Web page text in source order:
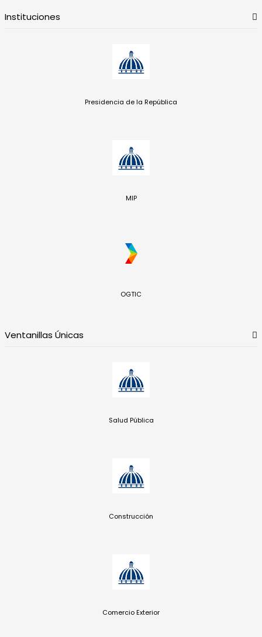
Instituciones
Presidencia de la República
MIP
OGTIC
Ventanillas Únicas
Salud Pública
Construcción
Comercio Exterior